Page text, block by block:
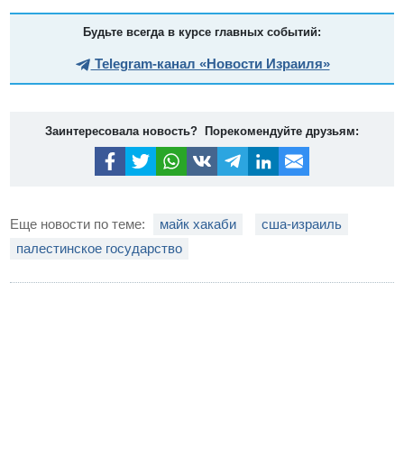
Будьте всегда в курсе главных событий:
Telegram-канал «Новости Израиля»
Заинтересовала новость? Порекомендуйте друзьям:
Еще новости по теме: майк хакаби
сша-израиль
палестинское государство